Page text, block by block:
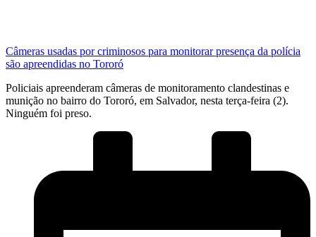
Câmeras usadas por criminosos para monitorar presença da polícia
são apreendidas no Tororó
Policiais apreenderam câmeras de monitoramento clandestinas e
munição no bairro do Tororó, em Salvador, nesta terça-feira (2).
Ninguém foi preso.